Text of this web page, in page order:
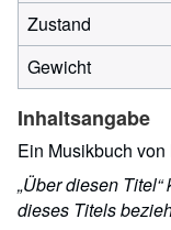
Zustand
Gewicht
Inhaltsangabe
Ein Musikbuch
„Über diesen
dieses Titels